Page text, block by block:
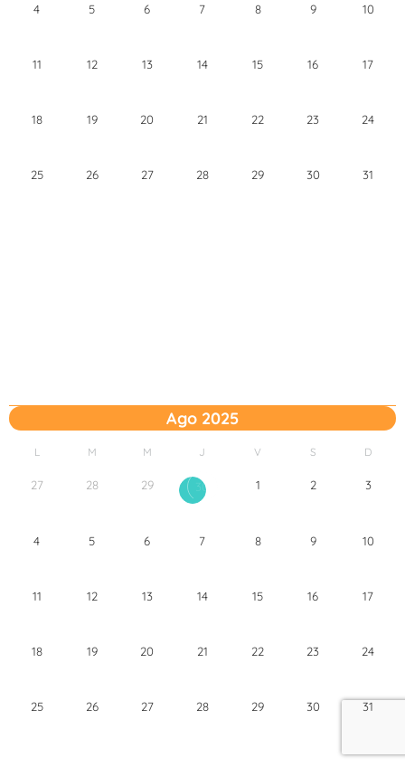
4 5 6 7 8 9 10
11 12 13 14 15 16 17
18 19 20 21 22 23 24
25 26 27 28 29 30 31
Ago 2025
L M M J V S D
27 28 29 30 1 2 3
4 5 6 7 8 9 10
11 12 13 14 15 16 17
18 19 20 21 22 23 24
25 26 27 28 29 30 31